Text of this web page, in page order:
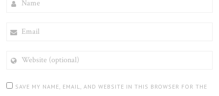
(OPTIONAL)
SAVE MY NAME, EMAIL, AND WEBSITE IN THIS BROWSER FOR THE